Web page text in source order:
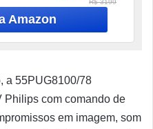
R$ 3199
a 55PUG8100/78
Philips com comando de
em imagem, som